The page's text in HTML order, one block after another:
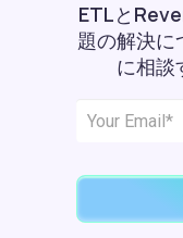
ETLと
題の解決に
に相談